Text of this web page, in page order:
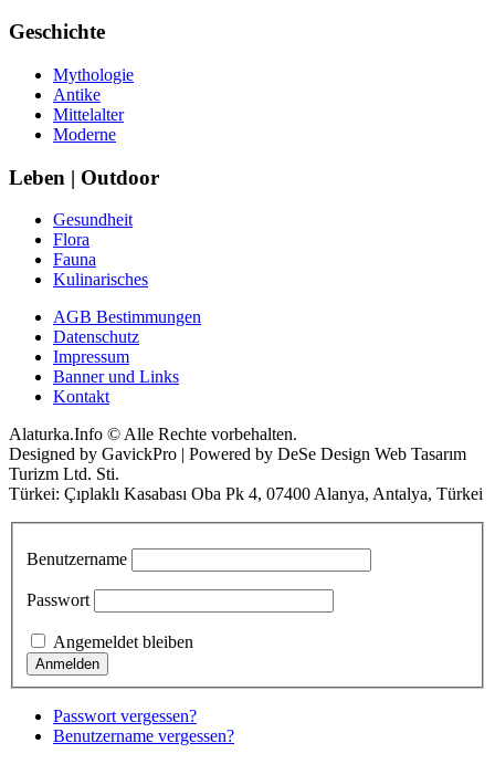
Geschichte
Mythologie
Antike
Mittelalter
Moderne
Leben | Outdoor
Gesundheit
Flora
Fauna
Kulinarisches
AGB Bestimmungen
Datenschutz
Impressum
Banner und Links
Kontakt
Alaturka.Info © Alle Rechte vorbehalten.
Designed by GavickPro | Powered by DeSe Design Web Tasarım
Turizm Ltd. Sti.
Türkei: Çıplaklı Kasabası Oba Pk 4, 07400 Alanya, Antalya, Türkei
Benutzername
Passwort
Angemeldet bleiben
Passwort vergessen?
Benutzername vergessen?